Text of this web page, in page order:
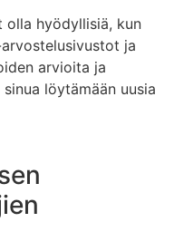
hyödyllisiä, kun
ja
arvioita ja
löytämään uusia